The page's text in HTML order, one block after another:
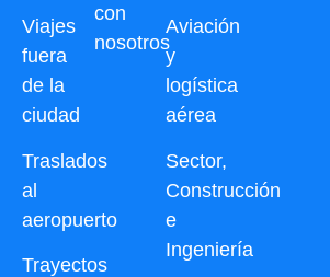
Viajes
fuera
de la
ciudad
Traslados
al
aeropuerto
Trayectos
Aviación
y
logística
aérea
Sector,
Construcción
e
Ingeniería
con
nosotros